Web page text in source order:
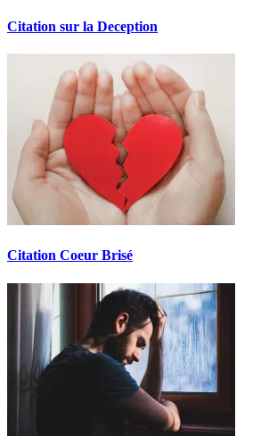
Citation sur la Deception
Citation Coeur Brisé